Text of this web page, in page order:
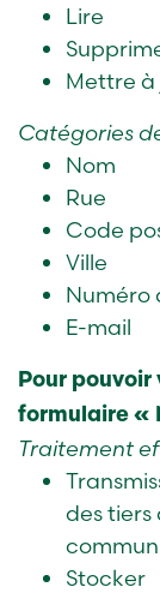
Lire
Mettre à
Catégories
Nom
Rue
Code
Ville
Numéro
E-mail
Pour
formulaire «
Traitement
des
Stocker